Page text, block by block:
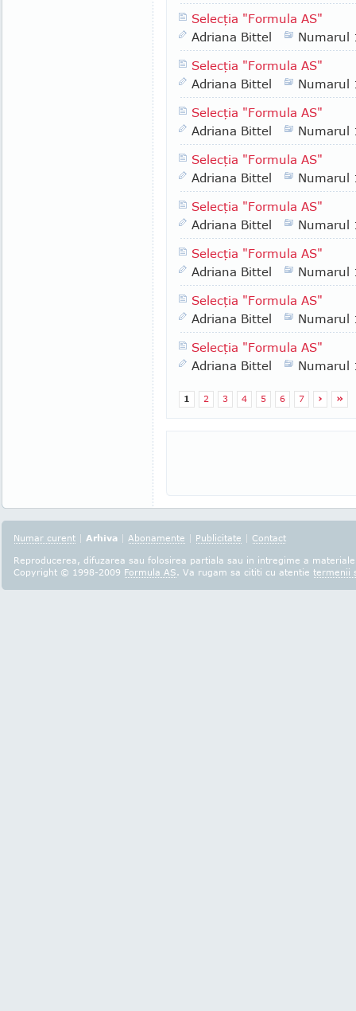
Selecţia "Formula AS"
Adriana Bittel
Numarul
Selecţia "Formula AS"
Adriana Bittel
Numarul
Selecţia "Formula AS"
Adriana Bittel
Numarul
Selecţia "Formula AS"
Adriana Bittel
Numarul
Selecţia "Formula AS"
Adriana Bittel
Numarul
Selecţia "Formula AS"
Adriana Bittel
Numarul
Selecţia "Formula AS"
Adriana Bittel
Numarul
Selecţia "Formula AS"
Adriana Bittel
Numarul
1 2 3 4 5 6 7 › »
Numar curent | Arhiva | Abonamente | Publicitate | Contact
Reproducerea, difuzarea sau folosirea partiala sau in intregime a
Copyright © 1998-2009 Formula AS. Va rugam sa cititi cu atentie termenii